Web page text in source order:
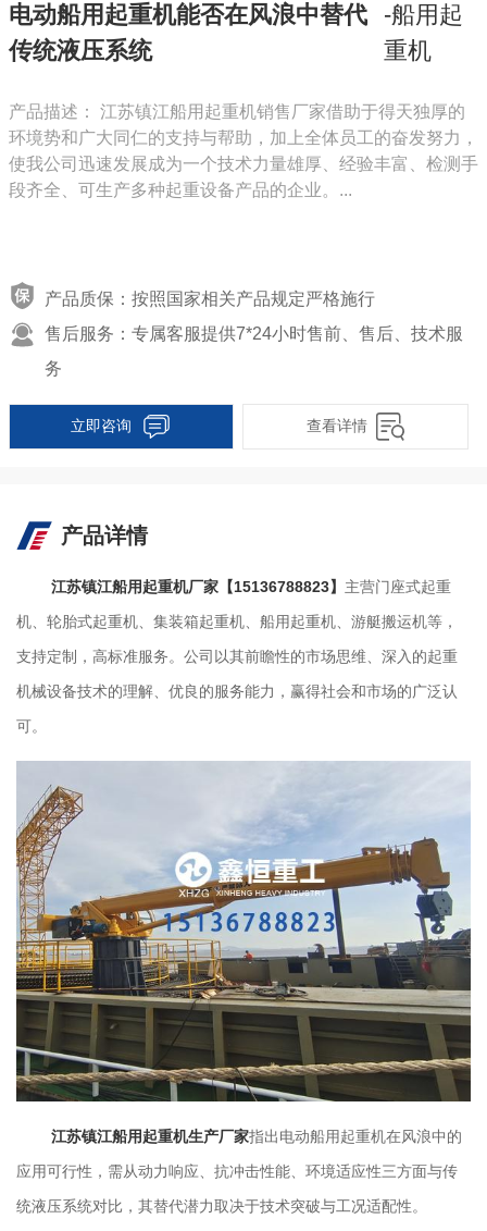
电动船用起重机能否在风浪中替代
传统液压系统
-船用起
重机
产品描述： 江苏镇江船用起重机销售厂家借助于得天独厚的
环境势和广大同仁的支持与帮助，加上全体员工的奋发努力，
使我公司迅速发展成为一个技术力量雄厚、经验丰富、检测手
段齐全、可生产多种起重设备产品的企业。...
产品质保：按照国家相关产品规定严格施行
售后服务：专属客服提供7*24小时售前、售后、技术服
务
立即咨询 查看详情
产品详情
江苏镇江船用起重机厂家【15136788823】 主营门座式起重
机、轮胎式起重机、集装箱起重机、船用起重机、游艇搬运机等，
支持定制，高标准服务。公司以其前瞻性的市场思维、深入的起重
机械设备技术的理解、优良的服务能力，赢得社会和市场的广泛认
可。
江苏镇江船用起重机生产厂家指出电动船用起重机在风浪中的
应用可行性，需从动力响应、抗冲击性能、环境适应性三方面与传
统液压系统对比，其替代潜力取决于技术突破与工况适配性。